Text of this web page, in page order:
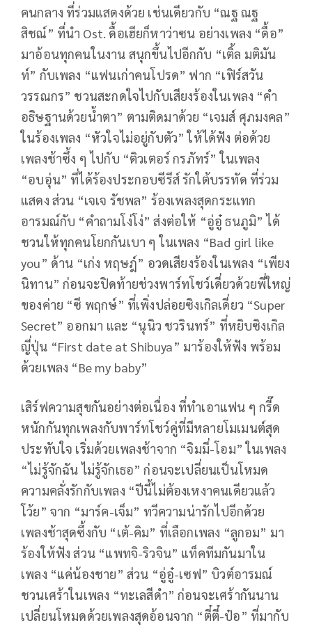
คนกลาง ที่ร่วมแสดงด้วย เช่นเดียวกับ “ณฐ ณฐ
สิชณ์” ที่นำ Ost. ดื้อเฮียก็หาว่าซน อย่างเพลง “ดื้อ”
มาอ้อนทุกคนในงาน สนุกขึ้นไปอีกกับ “เติ้ล มติมัน
ท์” กับเพลง “แฟนเก่าคนโปรด” ฟาก “เฟิร์สวัน
วรรณกร” ชวนสะกดใจไปกับเสียงร้องในเพลง “คำ
อธิษฐานด้วยน้ำตา” ตามติดมาด้วย “เจมส์ ศุภมงคล”
ในร้องเพลง “หัวใจไม่อยู่กับตัว” ให้ได้ฟัง ต่อด้วย
เพลงช้าซึ้ง ๆ ไปกับ “ติวเตอร์ กรภัทร์” ในเพลง
“อบอุ่น” ที่ได้ร้องประกอบซีรีส์ รักใต้บรรทัด ที่ร่วม
แสดง ส่วน “เจเจ รัชพล” ร้องเพลงสุดกระแทก
อารมณ์กับ “คำถามโง่โง่” ส่งต่อให้ “อู่อู๋ ธนภูมิ” ได้
ชวนให้ทุกคนโยกกันเบา ๆ ในเพลง “Bad girl like
you” ด้าน “เก่ง หฤษฎ์” อวดเสียงร้องในเพลง “เพียง
นิทาน” ก่อนจะปิดท้ายช่วงพาร์ทโชว์เดี่ยวด้วยพี่ใหญ่
ของค่าย “ซี พฤกษ์” ที่เพิ่งปล่อยซิงเกิลเดี่ยว “Super
Secret” ออกมา และ “นุนิว ชวรินทร์” ที่หยิบซิงเกิล
ญี่ปุ่น “First date at Shibuya” มาร้องให้ฟัง พร้อม
ด้วยเพลง “Be my baby”
เสิร์ฟความสุขกันอย่างต่อเนื่อง ที่ทำเอาแฟน ๆ กรี๊ด
หนักกันทุกเพลงกับพาร์ทโชว์คู่ที่มีหลายโมเมนต์สุด
ประทับใจ เริ่มด้วยเพลงช้าจาก “จิมมี่-โอม” ในเพลง
“ไม่รู้จักฉัน ไม่รู้จักเธอ” ก่อนจะเปลี่ยนเป็นโหมด
ความคลั่งรักกับเพลง “ปีนี้ไม่ต้องเหงาคนเดียวแล้ว
โว้ย” จาก “มาร์ค-เจ็ม” ทวีความน่ารักไปอีกด้วย
เพลงช้าสุดซึ้งกับ “เต้-คิม” ที่เลือกเพลง “ลูกอม” มา
ร้องให้ฟัง ส่วน “แพทจิ-ริวจิน” แท็คทีมกันมาใน
เพลง “แค่น้องชาย” ส่วน “อู่อู๋-เซฟ” บิวต์อารมณ์
ชวนเศร้าในเพลง “ทะเลสีดำ” ก่อนจะเศร้ากันนาน
เปลี่ยนโหมดด้วยเพลงสุดอ้อนจาก “ตี๋ตี๋-ป๋อ” ที่มากับ